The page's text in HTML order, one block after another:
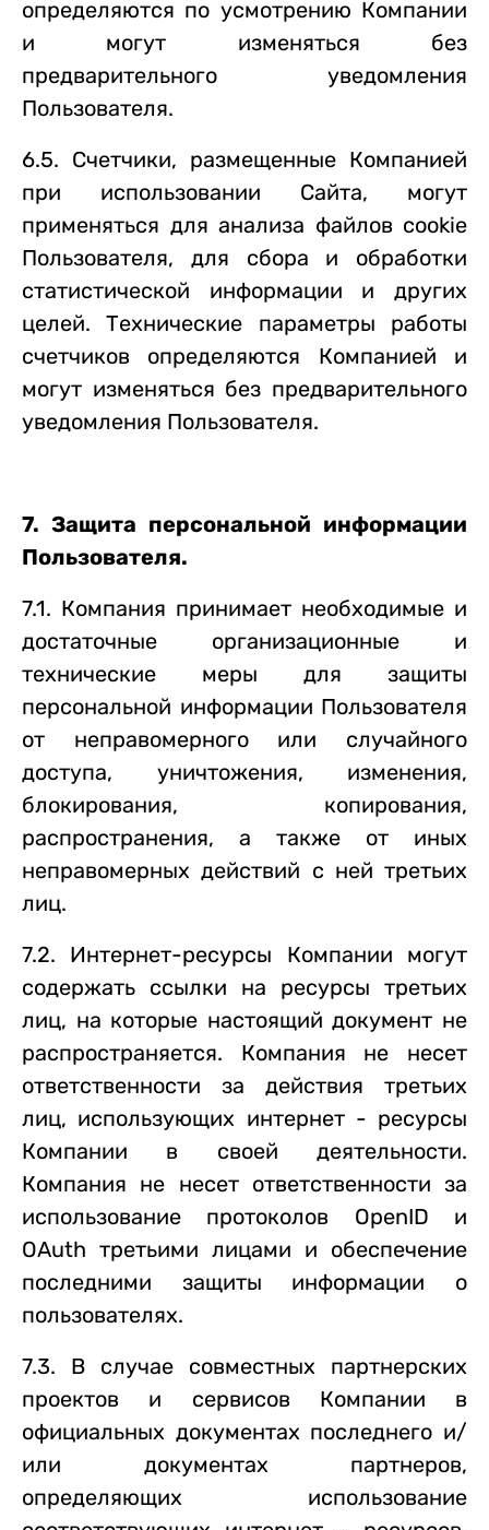
определяются по усмотрению Компании
и могут изменяться без
предварительного уведомления
Пользователя.
6.5. Счетчики, размещенные Компанией
при использовании Сайта, могут
применяться для анализа файлов cookie
Пользователя, для сбора и обработки
статистической информации и других
целей. Технические параметры работы
счетчиков определяются Компанией и
могут изменяться без предварительного
уведомления Пользователя.
7. Защита персональной информации
Пользователя.
7.1. Компания принимает необходимые и
достаточные организационные и
технические меры для защиты
персональной информации Пользователя
от неправомерного или случайного
доступа, уничтожения, изменения,
блокирования, копирования,
распространения, а также от иных
неправомерных действий с ней третьих
лиц.
7.2. Интернет-ресурсы Компании могут
содержать ссылки на ресурсы третьих
лиц, на которые настоящий документ не
распространяется. Компания не несет
ответственности за действия третьих
лиц, использующих интернет - ресурсы
Компании в своей деятельности.
Компания не несет ответственности за
использование протоколов OpenID и
OAuth третьими лицами и обеспечение
последними защиты информации о
пользователях.
7.3. В случае совместных партнерских
проектов и сервисов Компании в
официальных документах последнего и/
или документах партнеров,
определяющих использование